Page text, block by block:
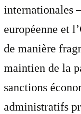
internationales
européenne et
de manière
maintien de la
sanctions
administratifs